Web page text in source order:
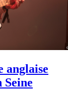
anglaise
Seine